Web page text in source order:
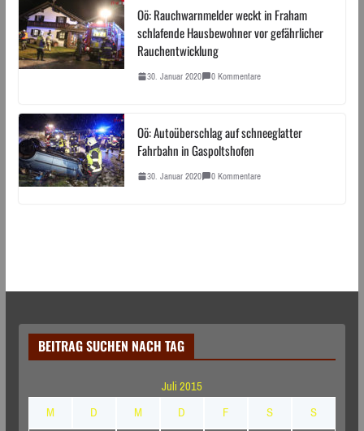
Oö: Rauchwarnmelder weckt in Fraham
schlafende Hausbewohner vor gefährlicher
Rauchentwicklung
30. Januar 2020 0 Kommentare
Oö: Autoüberschlag auf schneeglatter
Fahrbahn in Gaspoltshofen
30. Januar 2020 0 Kommentare
BEITRAG SUCHEN NACH TAG
Juli 2015
M
D M D F S
S